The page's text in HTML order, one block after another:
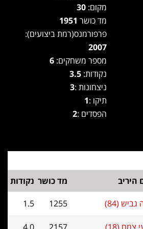
מקום:
מד כושר
פרפורמנס(רמת ביצועים):
2007
מספר משחקים:
נקודות: 3.5
ניצחונות :3
תיקו :1
הפסדים :2
היריב מד כושר נקודות
גביש (84) 1255
1.5